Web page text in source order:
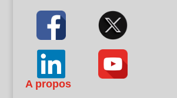
A propos